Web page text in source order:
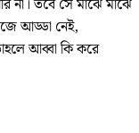
না। তবে সে মাঝে মাঝে
আড্ডা নেই,
আব্বা কি করে